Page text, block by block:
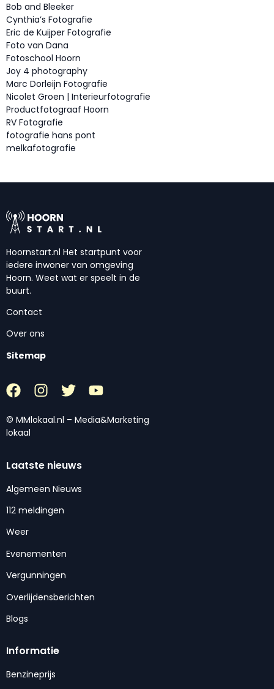
Bob and Bleeker
Cynthia’s Fotografie
Eric de Kuijper Fotografie
Foto van Dana
Fotoschool Hoorn
Joy 4 photography
Marc Dorleijn Fotografie
Nicolet Groen | Interieurfotografie
Productfotograaf Hoorn
RV Fotografie
fotografie hans pont
melkafotografie
Hoornstart.nl Het startpunt voor
iedere inwoner van omgeving
Hoorn. Weet wat er speelt in de
buurt.
Contact
Over ons
Sitemap
© MMlokaal.nl – Media&Marketing
lokaal
Laatste nieuws
Algemeen Nieuws
112 meldingen
Weer
Evenementen
Vergunningen
Overlijdensberichten
Blogs
Informatie
Benzineprijs